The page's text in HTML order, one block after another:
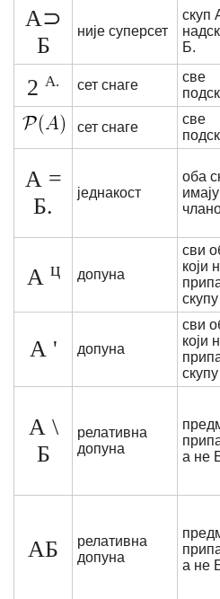
А⊃
Б
није суперсет
скуп
Б.
2 А. сет снаге
све
сет снаге
све
А =
Б.
једнакост
оба
А ц допуна
сви
који
А ' допуна
сви
који
А \
Б
релативна
допуна
а не
АБ
релативна
допуна
а не